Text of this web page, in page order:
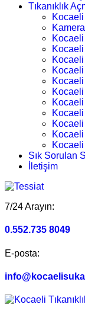
Tıkanıklık
Kocaeli
Kocaeli
Kocaeli
Kocaeli
Kocaeli
Kocaeli
Kocaeli
Sık Sorulan
İletişim
7/24 Arayın:
0.552.735 8049
E-posta: